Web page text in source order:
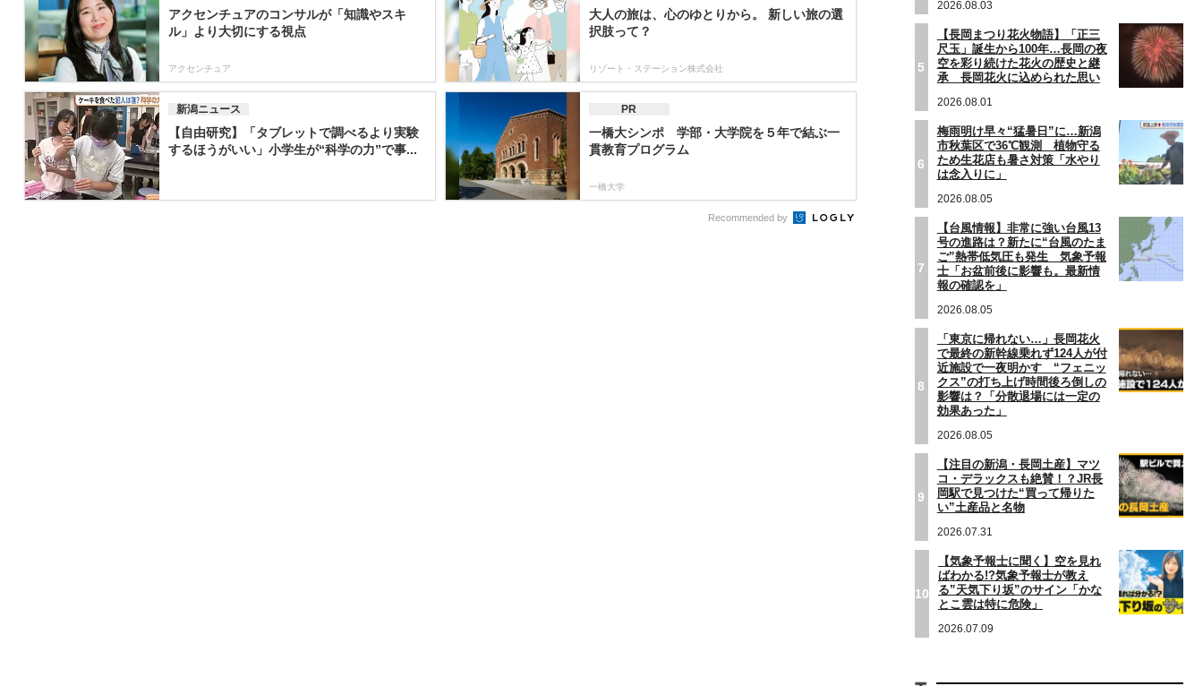
アクセンチュアのコンサルが「知識やスキ
ル」より大切にする視点
アクセンチュア
大人の旅は、心のゆとりから。 新しい旅の選
択肢って？
リゾート・ステーション株式会社
新潟ニュース
【自由研究】「タブレットで調べるより実験
するほうがいい」小学生が“科学の力”で事...
PR
一橋大シンポ 学部・大学院を５年で結ぶ一
貫教育プログラム
一橋大学
Recommended by
2026.08.03
5
【長岡まつり花火物語】「正三
尺玉」誕生から100年…長岡の夜
空を彩り続けた花火の歴史と継
承 長岡花火に込められた思い
2026.08.01
6
梅雨明け早々“猛暑日”に…新潟
市秋葉区で36℃観測 植物守る
ため生花店も暑さ対策「水やり
は念入りに」
2026.08.05
7
【台風情報】非常に強い台風13
号の進路は？新たに“台風のたま
ご”熱帯低気圧も発生 気象予報
士「お盆前後に影響も。最新情
報の確認を」
2026.08.05
8
「東京に帰れない…」長岡花火
で最終の新幹線乗れず124人が付
近施設で一夜明かす “フェニッ
クス”の打ち上げ時間後ろ倒しの
影響は？「分散退場には一定の
効果あった」
2026.08.05
9
【注目の新潟・長岡土産】マツ
コ・デラックスも絶賛！？JR長
岡駅で見つけた“買って帰りた
い”土産品と名物
2026.07.31
10
【気象予報士に聞く】空を見れ
ばわかる!?気象予報士が教え
る”天気下り坂”のサイン「かな
とこ雲は特に危険」
2026.07.09